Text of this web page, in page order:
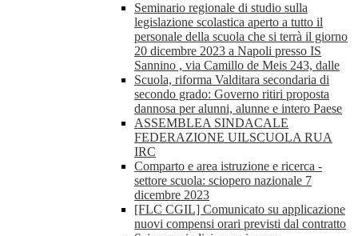
Seminario regionale di studio sulla
legislazione scolastica aperto a tutto il
personale della scuola che si terrà il giorno
20 dicembre 2023 a Napoli presso IS
Sannino , via Camillo de Meis 243, dalle
Scuola, riforma Valditara secondaria di
secondo grado: Governo ritiri proposta
dannosa per alunni, alunne e intero Paese
ASSEMBLEA SINDACALE
FEDERAZIONE UILSCUOLA RUA
IRC
Comparto e area istruzione e ricerca -
settore scuola: sciopero nazionale 7
dicembre 2023
[FLC CGIL] Comunicato su applicazione
nuovi compensi orari previsti dal contratto